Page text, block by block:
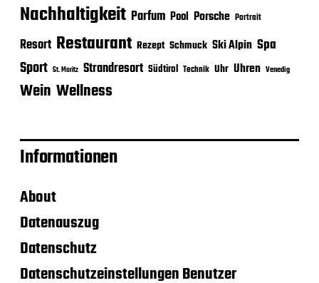
Nachhaltigkeit Parfum Pool Porsche Portrait
Resort Restaurant Rezept Schmuck Ski Alpin Spa
Sport St. Moritz Strandresort Südtirol Technik Uhr Uhren Venedig
Wein Wellness
Informationen
About
Datenauszug
Datenschutz
Datenschutzeinstellungen Benutzer